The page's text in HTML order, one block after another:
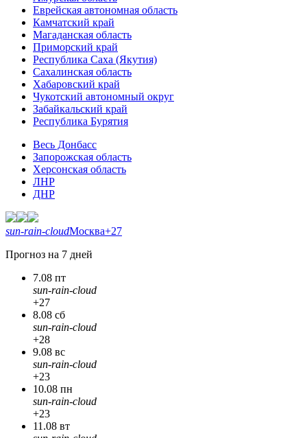
Еврейская автономная область
Камчатский край
Магаданская область
Приморский край
Республика Саха (Якутия)
Сахалинская область
Хабаровский край
Чукотский автономный округ
Забайкальский край
Республика Бурятия
Весь Донбасс
Запорожская область
Херсонская область
ЛНР
ДНР
sun-rain-cloudМосква+27
Прогноз на 7 дней
7.08 пт
sun-rain-cloud
+27
8.08 сб
sun-rain-cloud
+28
9.08 вс
sun-rain-cloud
+23
10.08 пн
sun-rain-cloud
+23
11.08 вт